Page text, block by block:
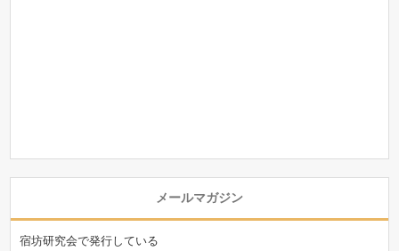
メールマガジン
宿坊研究会で発行している